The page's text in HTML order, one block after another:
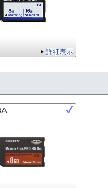
詳細表示